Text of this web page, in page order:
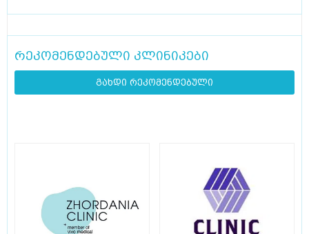
რეკომენდებული კლინიკები
გახდი რეკომენდებული